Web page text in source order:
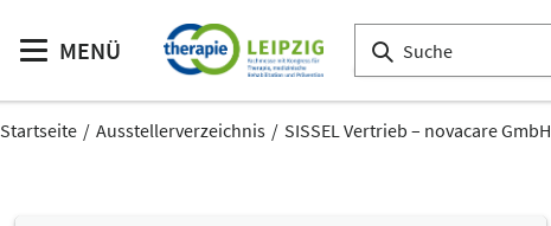
MENÜ
Startseite Ausstellerverzeichnis SISSEL Vertrieb – novacare GmbH